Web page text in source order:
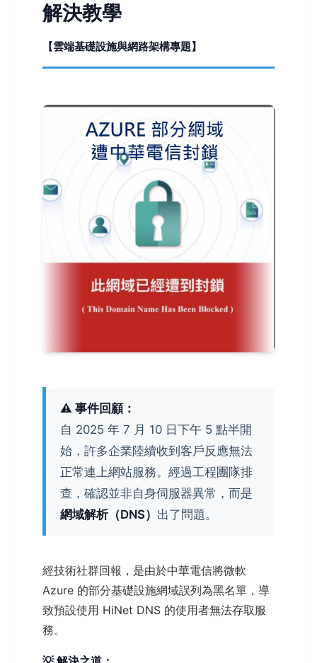
解決教學
【雲端基礎設施與網路架構專題】
⚠️ 事件回顧：
自 2025 年 7 月 10 日下午 5 點半開
始，許多企業陸續收到客戶反應無法
正常連上網站服務。經過工程團隊排
查，確認並非自身伺服器異常，而是
網域解析（DNS） 出了問題。
經技術社群回報，是由於中華電信將微軟
Azure 的部分基礎設施網域誤列為黑名單，導
致預設使用 HiNet DNS 的使用者無法存取服
務。